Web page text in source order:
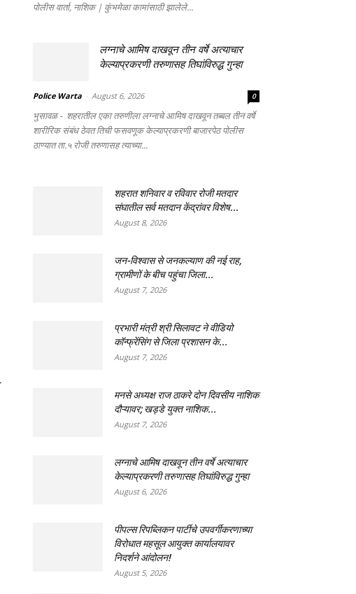
पोलीस वार्ता, नाशिक | कुंभमेळा कामांसाठी झालेले...
लग्नाचे आमिष दाखवून तीन वर्षे अत्याचार
केल्याप्रकरणी तरुणासह तिघांविरुद्ध गुन्हा
Police Warta August 6, 2026 0
भुसावळ - शहरातील एका तरुणीला लग्नाचे आमिष दाखवून तब्बल तीन वर्षे
शारीरिक संबंध ठेवत तिची फसवणूक केल्याप्रकरणी बाजारपेठ पोलीस
ठाण्यात ता.५ रोजी तरुणासह त्याच्या...
शहरात शनिवार व रविवार रोजी मतदार
संघातील सर्व मतदान केंद्रांवर विशेष...
August 8, 2026
जन-विश्वास से जनकल्याण की नई राह,
ग्रामीणों के बीच पहुंचा जिला...
August 7, 2026
प्रभारी मंत्री श्री सिलावट ने वीडियो
कॉन्फ्रेंसिंग से जिला प्रशासन के...
August 7, 2026
मनसे अध्यक्ष राज ठाकरे दोन दिवसीय नाशिक
दौऱ्यावर; खड्डे युक्त नाशिक...
August 7, 2026
लग्नाचे आमिष दाखवून तीन वर्षे अत्याचार
केल्याप्रकरणी तरुणासह तिघांविरुद्ध गुन्हा
August 6, 2026
पीपल्स रिपब्लिकन पार्टीचे उपवर्गीकरणाच्या
विरोधात महसूल आयुक्त कार्यालयावर
निदर्शने आंदोलन!
August 5, 2026